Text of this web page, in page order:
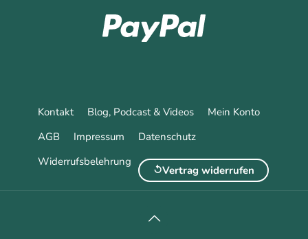
Kontakt Blog, Podcast & Videos
Mein Konto
AGB
Impressum
Datenschutz
Widerrufsbelehrung
Vertrag widerrufen